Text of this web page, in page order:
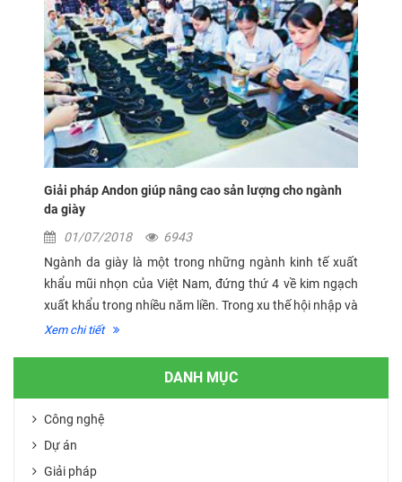
Giải pháp Andon giúp nâng cao sản lượng cho ngành
da giày
01/07/2018
6943
Ngành da giày là một trong những ngành kinh tế xuất
khẩu mũi nhọn của Việt Nam, đứng thứ 4 về kim ngạch
xuất khẩu trong nhiều năm liền. Trong xu thế hội nhập và
thị trường ngày càng cạnh tranh, xu hướng ứng dụng tự
Xem chi tiết
DANH MỤC
Công nghệ
Dự án
Giải pháp